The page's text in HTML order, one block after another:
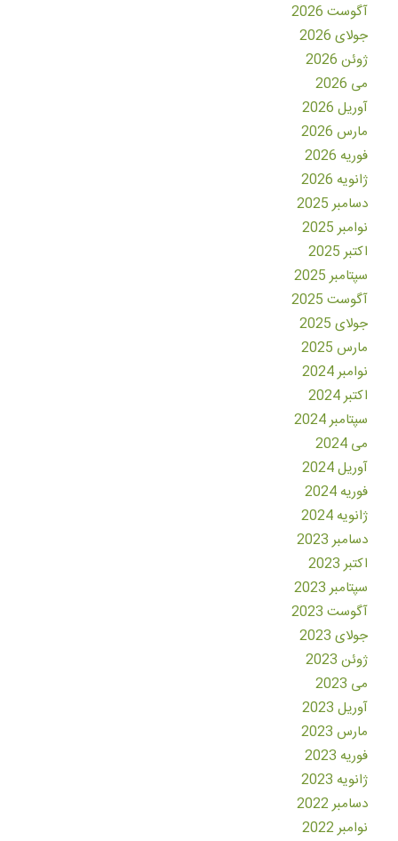
آگوست 2026
جولای 2026
ژوئن 2026
می 2026
آوریل 2026
مارس 2026
فوریه 2026
ژانویه 2026
دسامبر 2025
نوامبر 2025
اکتبر 2025
سپتامبر 2025
آگوست 2025
جولای 2025
مارس 2025
نوامبر 2024
اکتبر 2024
سپتامبر 2024
می 2024
آوریل 2024
فوریه 2024
ژانویه 2024
دسامبر 2023
اکتبر 2023
سپتامبر 2023
آگوست 2023
جولای 2023
ژوئن 2023
می 2023
آوریل 2023
مارس 2023
فوریه 2023
ژانویه 2023
دسامبر 2022
نوامبر 2022